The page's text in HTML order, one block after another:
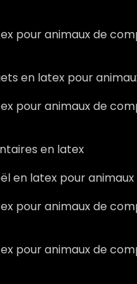
pour animaux de
en latex pour
pour animaux de
en latex
en latex pour
pour animaux de
pour animaux de